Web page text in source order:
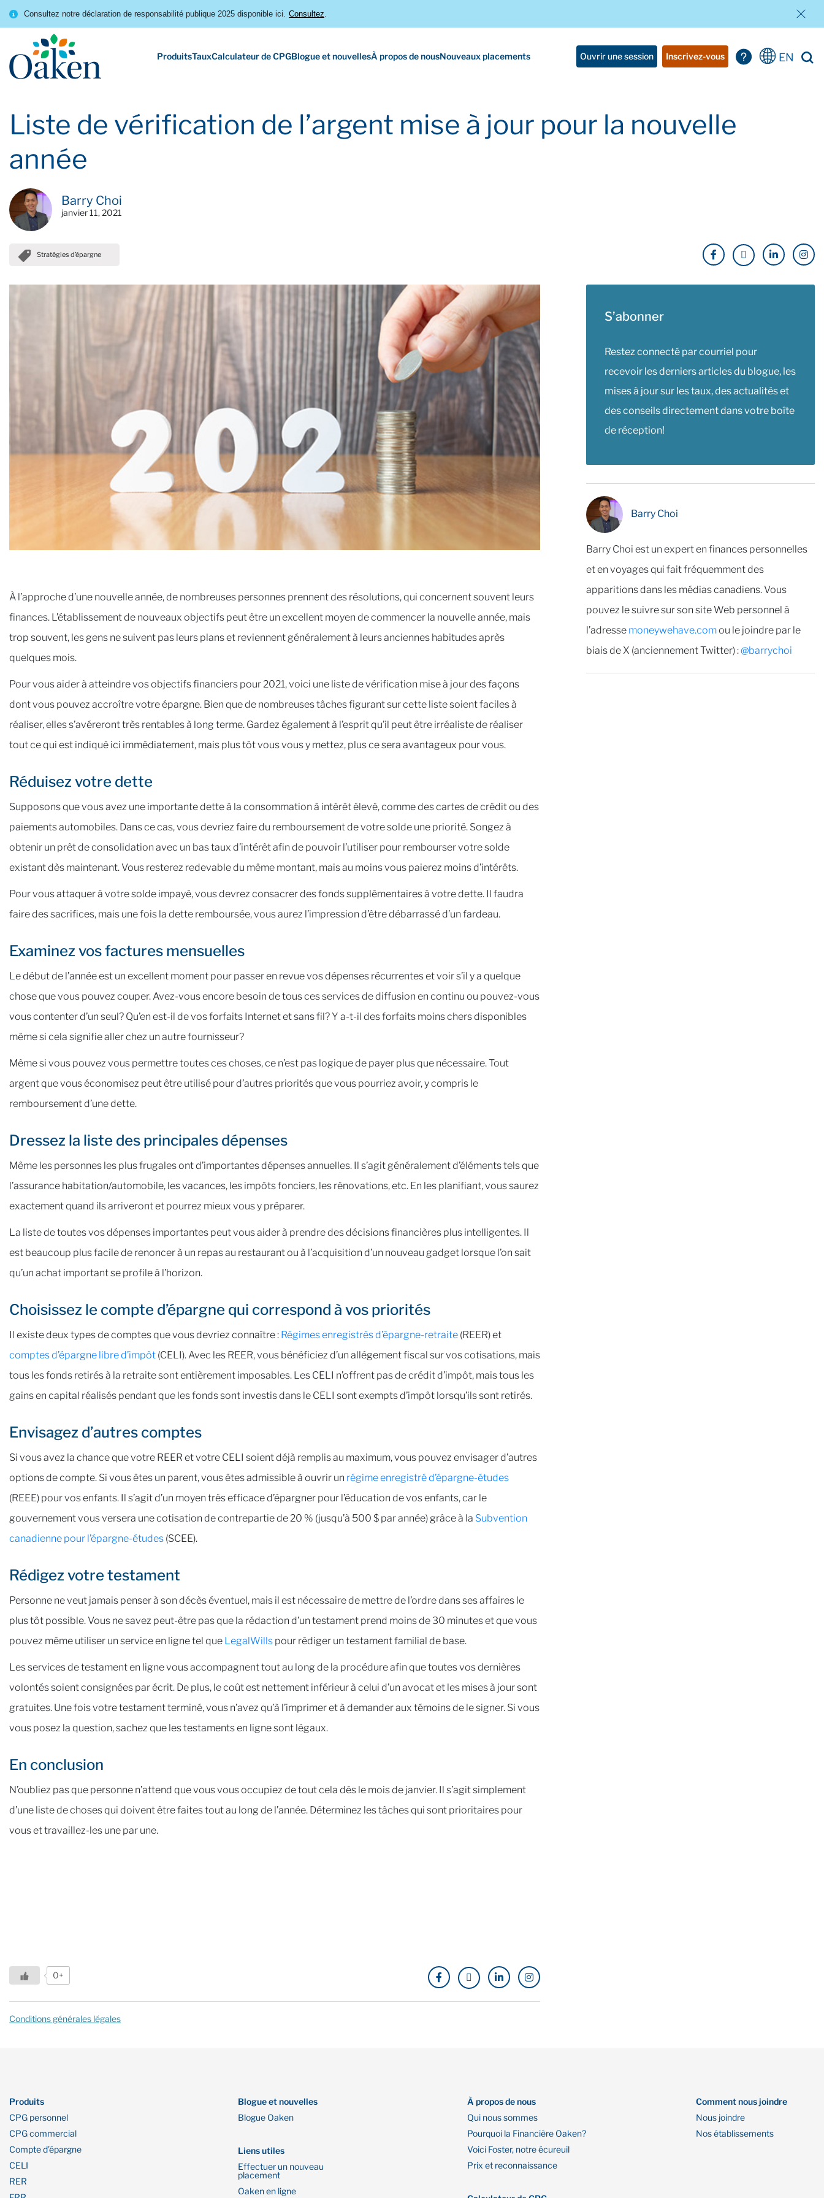
Consultez notre déclaration de responsabilité publique 2025 disponible ici. Consultez.
ProduitsTauxCalculateur de CPGBlogue et nouvellesÀ propos de nousNouveaux placements Ouvrir une session Inscrivez-vous EN
Liste de vérification de l’argent mise à jour pour la nouvelle
année
Barry Choi
janvier 11, 2021
Stratégies d’épargne
À l’approche d’une nouvelle année, de nombreuses personnes prennent des résolutions, qui concernent souvent leurs
finances. L’établissement de nouveaux objectifs peut être un excellent moyen de commencer la nouvelle année, mais
trop souvent, les gens ne suivent pas leurs plans et reviennent généralement à leurs anciennes habitudes après
quelques mois.
Pour vous aider à atteindre vos objectifs financiers pour 2021, voici une liste de vérification mise à jour des façons
dont vous pouvez accroître votre épargne. Bien que de nombreuses tâches figurant sur cette liste soient faciles à
réaliser, elles s’avéreront très rentables à long terme. Gardez également à l’esprit qu’il peut être irréaliste de réaliser
tout ce qui est indiqué ici immédiatement, mais plus tôt vous vous y mettez, plus ce sera avantageux pour vous.
Réduisez votre dette
Supposons que vous avez une importante dette à la consommation à intérêt élevé, comme des cartes de crédit ou des
paiements automobiles. Dans ce cas, vous devriez faire du remboursement de votre solde une priorité. Songez à
obtenir un prêt de consolidation avec un bas taux d’intérêt afin de pouvoir l’utiliser pour rembourser votre solde
existant dès maintenant. Vous resterez redevable du même montant, mais au moins vous paierez moins d’intérêts.
Pour vous attaquer à votre solde impayé, vous devrez consacrer des fonds supplémentaires à votre dette. Il faudra
faire des sacrifices, mais une fois la dette remboursée, vous aurez l’impression d’être débarrassé d’un fardeau.
Examinez vos factures mensuelles
Le début de l’année est un excellent moment pour passer en revue vos dépenses récurrentes et voir s’il y a quelque
chose que vous pouvez couper. Avez-vous encore besoin de tous ces services de diffusion en continu ou pouvez-vous
vous contenter d’un seul? Qu’en est-il de vos forfaits Internet et sans fil? Y a-t-il des forfaits moins chers disponibles
même si cela signifie aller chez un autre fournisseur?
Même si vous pouvez vous permettre toutes ces choses, ce n’est pas logique de payer plus que nécessaire. Tout
argent que vous économisez peut être utilisé pour d’autres priorités que vous pourriez avoir, y compris le
remboursement d’une dette.
Dressez la liste des principales dépenses
Même les personnes les plus frugales ont d’importantes dépenses annuelles. Il s’agit généralement d’éléments tels que
l’assurance habitation/automobile, les vacances, les impôts fonciers, les rénovations, etc. En les planifiant, vous saurez
exactement quand ils arriveront et pourrez mieux vous y préparer.
La liste de toutes vos dépenses importantes peut vous aider à prendre des décisions financières plus intelligentes. Il
est beaucoup plus facile de renoncer à un repas au restaurant ou à l’acquisition d’un nouveau gadget lorsque l’on sait
qu’un achat important se profile à l’horizon.
Choisissez le compte d’épargne qui correspond à vos priorités
Il existe deux types de comptes que vous devriez connaître : Régimes enregistrés d’épargne-retraite (REER) et
comptes d’épargne libre d’impôt (CELI). Avec les REER, vous bénéficiez d’un allégement fiscal sur vos cotisations, mais
tous les fonds retirés à la retraite sont entièrement imposables. Les CELI n’offrent pas de crédit d’impôt, mais tous les
gains en capital réalisés pendant que les fonds sont investis dans le CELI sont exempts d’impôt lorsqu’ils sont retirés.
Envisagez d’autres comptes
Si vous avez la chance que votre REER et votre CELI soient déjà remplis au maximum, vous pouvez envisager d’autres
options de compte. Si vous êtes un parent, vous êtes admissible à ouvrir un régime enregistré d’épargne-études
(REEE) pour vos enfants. Il s’agit d’un moyen très efficace d’épargner pour l’éducation de vos enfants, car le
gouvernement vous versera une cotisation de contrepartie de 20 % (jusqu’à 500 $ par année) grâce à la Subvention
canadienne pour l’épargne-études (SCEE).
Rédigez votre testament
Personne ne veut jamais penser à son décès éventuel, mais il est nécessaire de mettre de l’ordre dans ses affaires le
plus tôt possible. Vous ne savez peut-être pas que la rédaction d’un testament prend moins de 30 minutes et que vous
pouvez même utiliser un service en ligne tel que LegalWills pour rédiger un testament familial de base.
Les services de testament en ligne vous accompagnent tout au long de la procédure afin que toutes vos dernières
volontés soient consignées par écrit. De plus, le coût est nettement inférieur à celui d’un avocat et les mises à jour sont
gratuites. Une fois votre testament terminé, vous n’avez qu’à l’imprimer et à demander aux témoins de le signer. Si vous
vous posez la question, sachez que les testaments en ligne sont légaux.
En conclusion
N’oubliez pas que personne n’attend que vous vous occupiez de tout cela dès le mois de janvier. Il s’agit simplement
d’une liste de choses qui doivent être faites tout au long de l’année. Déterminez les tâches qui sont prioritaires pour
vous et travaillez-les une par une.
0+
Conditions générales légales
S’abonner
Restez connecté par courriel pour
recevoir les derniers articles du blogue, les
mises à jour sur les taux, des actualités et
des conseils directement dans votre boîte
de réception!
Barry Choi
Barry Choi est un expert en finances personnelles
et en voyages qui fait fréquemment des
apparitions dans les médias canadiens. Vous
pouvez le suivre sur son site Web personnel à
l’adresse moneywehave.comou le joindre par le
biais de X (anciennement Twitter) :@barrychoi
Produits
CPG personnel
CPG commercial
Compte d’épargne
CELI
RER
Blogue et nouvelles
Blogue Oaken
Liens utiles
Effectuer un nouveau
placement
Oaken en ligne
À propos de nous
Qui nous sommes
Pourquoi la Financière Oaken?
Voici Foster, notre écureuil
Prix et reconnaissance
Comment nous joindre
Nous joindre
Nos établissements